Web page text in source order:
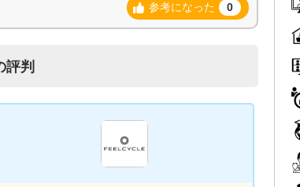
参考になった 0
評判